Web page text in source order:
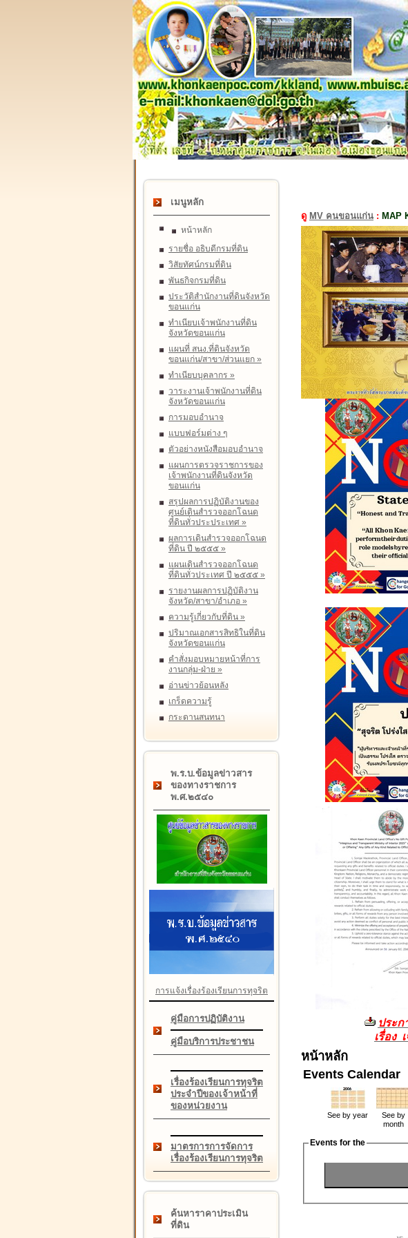
เมนูหลัก
หน้าหลัก
รายชื่อ อธิบดีกรมที่ดิน
วิสัยทัศน์กรมที่ดิน
พันธกิจกรมที่ดิน
ประวัติสำนักงานที่ดินจังหวัด
ขอนแก่น
ทำเนียบเจ้าพนักงานที่ดิน
จังหวัดขอนแก่น
แผนที่ สนง.ที่ดินจังหวัด
ขอนแก่น/สาขา/ส่วนแยก »
ทำเนียบบุคลากร »
วาระงานเจ้าพนักงานที่ดิน
จังหวัดขอนแก่น
การมอบอำนาจ
แบบฟอร์มต่าง ๆ
ตัวอย่างหนังสือมอบอำนาจ
แผนการตรวจราชการของ
เจ้าพนักงานที่ดินจังหวัด
ขอนแก่น
สรุปผลการปฏิบัติงานของ
ศูนย์เดินสำรวจออกโฉนด
ที่ดินทั่วประประเทศ »
ผลการเดินสำรวจออกโฉนด
ที่ดิน ปี ๒๕๕๕ »
แผนเดินสำรวจออกโฉนด
ที่ดินทั่วประเทศ ปี ๒๕๕๕ »
รายงานผลการปฏิบัติงาน
จังหวัด/สาขา/อำเภอ »
ความรู้เกี่ยวกับที่ดิน »
ปริมาณเอกสารสิทธิในที่ดิน
จังหวัดขอนแก่น
คำสั่งมอบหมายหน้าที่การ
งานกลุ่ม-ฝ่าย »
อ่านข่าวย้อนหลัง
เกร็ดความรู้
กระดานสนทนา
พ.ร.บ.ข้อมูลข่าวสาร
ของทางราชการ
พ.ศ.๒๕๔๐
การแจ้งเรื่องร้องเรียนการทุจริต
คู่มือการปฏิบัติงาน
คู่มือบริการประชาชน
เรื่องร้องเรียนการทุจริต
ประจำปีของเจ้าหน้าที่
ของหน่วยงาน
มาตรการการจัดการ
เรื่องร้องเรียนการทุจริต
ค้นหาราคาประเมิน
ที่ดิน
ดู MV คนขอนแก่น : MAP
ประ
เรื่อง
หน้าหลัก
Events Calendar
See by year
See by
month
Events for the